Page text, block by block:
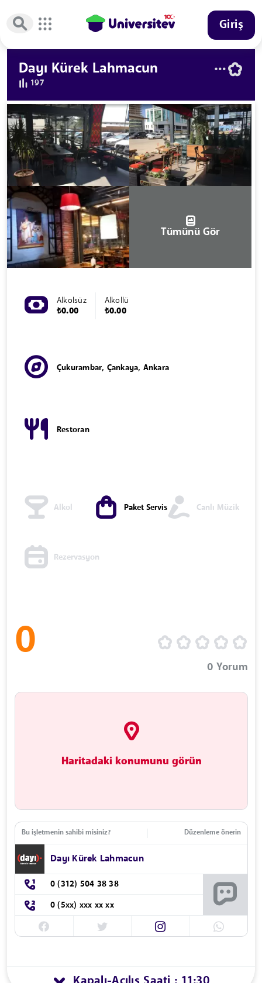
Giriş
Dayı Kürek Lahmacun
197
Tümünü Gör
Alkolsüz
₺0.00
Alkollü
₺0.00
Çukurambar, Çankaya, Ankara
Restoran
Alkol Paket Servis Canlı Müzik
Rezervasyon
0
0 Yorum
Haritadaki konumunu görün
Bu işletmenin sahibi misiniz? Düzenleme önerin
Dayı Kürek Lahmacun
0 (312) 504 38 38
0 (5xx) xxx xx xx